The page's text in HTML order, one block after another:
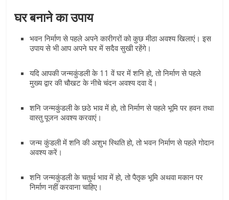
घर बनाने का उपाय
भवन निर्माण से पहले अपने कारीगरों को कुछ मीठा अवश्य खिलाएं। इस
उपाय से भी आप अपने घर में सदैव सुखी रहेंगे।
यदि आपकी जन्मकुंडली के 11 वें घर में शनि हो, तो निर्माण से पहले
मुख्य द्वार की चौखट के नीचे चंदन अवश्य दवा दें।
शनि जन्मकुंडली के छठे भाव में हो, तो निर्माण से पहले भूमि पर हवन तथा
वास्तु पूजन अवश्य करवाएं।
जन्म कुंडली में शनि की अशुभ स्थिति हो, तो भवन निर्माण से पहले गोदान
अवश्य करें।
शनि जन्मकुंडली के चतुर्थ भाव में हो, तो पैतृक भूमि अथवा मकान पर
निर्माण नहीं करवाना चाहिए।